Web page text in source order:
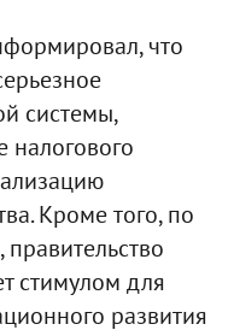
что
системы,
налогового
Кроме того, по
стимулом для
развития